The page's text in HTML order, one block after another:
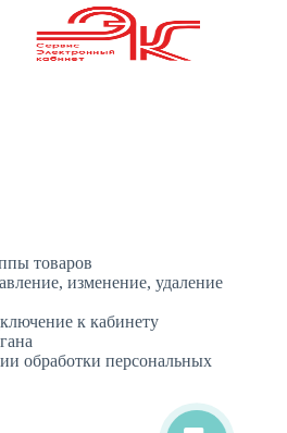
товаров
изменение, удаление
к кабинету
обработки персональных